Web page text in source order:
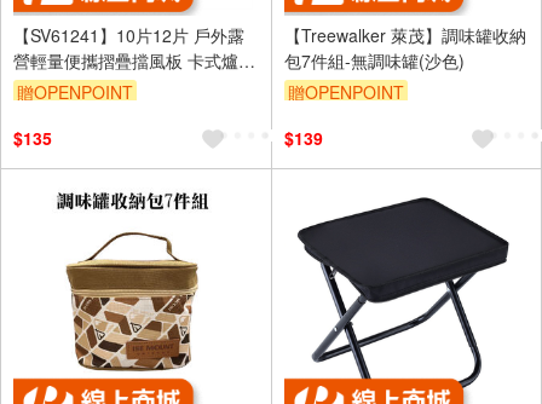
【SV61241】10片12片 戶外露
營輕量便攜摺疊擋風板 卡式爐擋
風 防風 擋火 戶外野餐登山 附收
贈OPENPOINT
$135
【Treewalker 萊茂】調味罐收納
包7件組-無調味罐(沙色)
贈OPENPOINT
$139